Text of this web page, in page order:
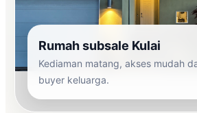
Rumah subsale Kulai
Kediaman matang, akses mudah
buyer keluarga.